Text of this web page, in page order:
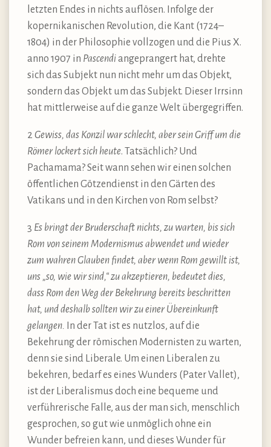
letzten Endes in nichts auflösen. Infolge der
kopernikanischen Revolution, die Kant (1724–
1804) in der Philosophie vollzogen und die Pius X.
anno 1907 in Pascendi angeprangert hat, drehte
sich das Subjekt nun nicht mehr um das Objekt,
sondern das Objekt um das Subjekt. Dieser Irrsinn
hat mittlerweise auf die ganze Welt übergegriffen.
2 Gewiss, das Konzil war schlecht, aber sein Griff um die
Römer lockert sich heute. Tatsächlich? Und
Pachamama? Seit wann sehen wir einen solchen
öffentlichen Götzendienst in den Gärten des
Vatikans und in den Kirchen von Rom selbst?
3 Es bringt der Bruderschaft nichts, zu warten, bis sich
Rom von seinem Modernismus abwendet und wieder
zum wahren Glauben findet, aber wenn Rom gewillt ist,
uns „so, wie wir sind,“ zu akzeptieren, bedeutet dies,
dass Rom den Weg der Bekehrung bereits beschritten
hat, und deshalb sollten wir zu einer Übereinkunft
gelangen. In der Tat ist es nutzlos, auf die
Bekehrung der römischen Modernisten zu warten,
denn sie sind Liberale. Um einen Liberalen zu
bekehren, bedarf es eines Wunders (Pater Vallet),
ist der Liberalismus doch eine bequeme und
verführerische Falle, aus der man sich, menschlich
gesprochen, so gut wie unmöglich ohne ein
Wunder befreien kann, und dieses Wunder für